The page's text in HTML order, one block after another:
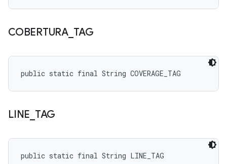
COBERTURA_ TAG
public static final String COVERAGE_TAG
LINE TAG
public static final String LINE_TAG